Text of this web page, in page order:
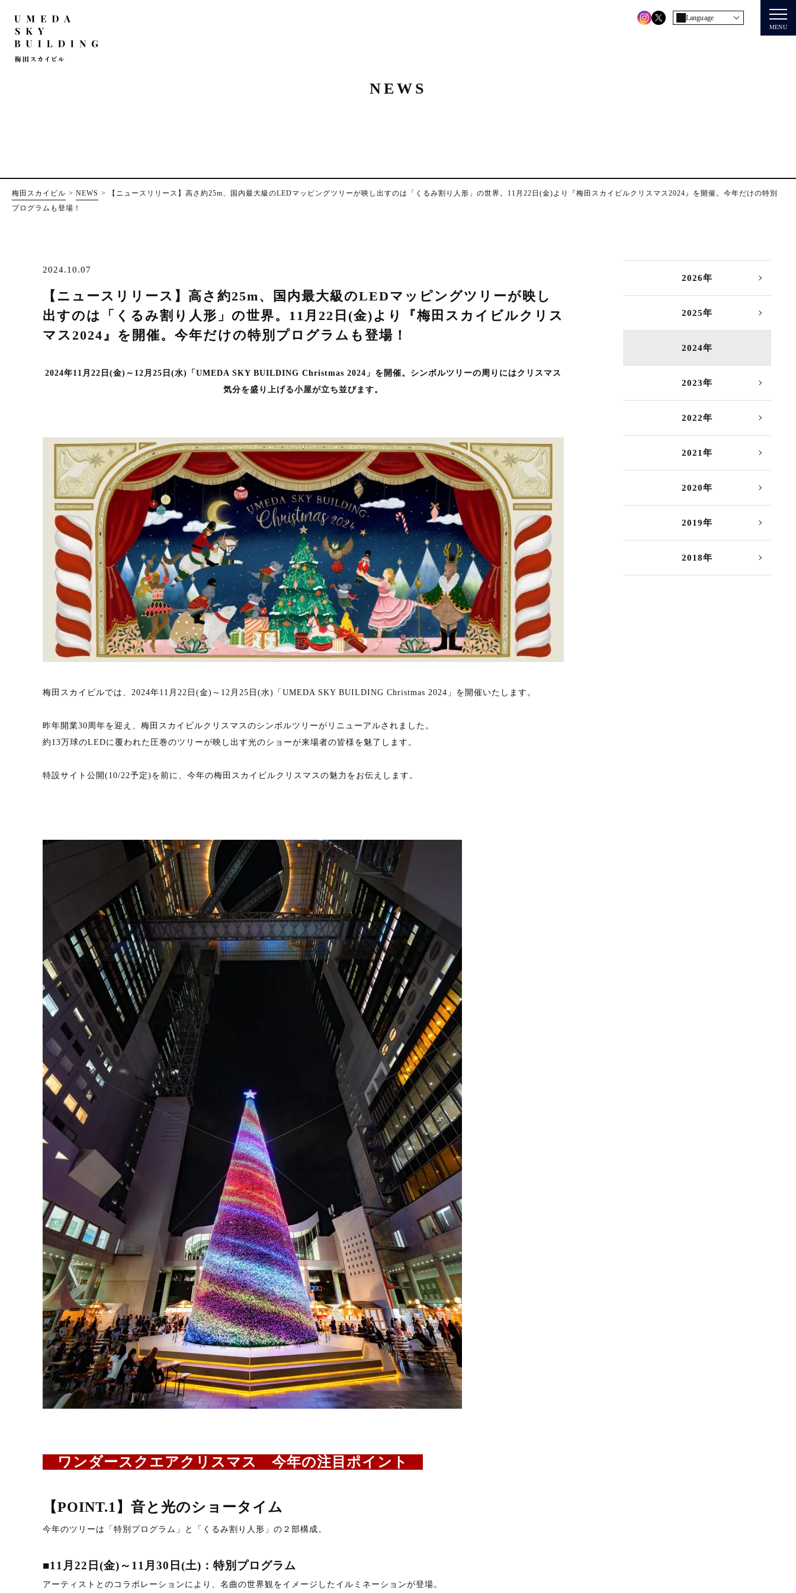
Language
MENU
NEWS
梅田スカイビル NEWS
【ニュースリリース】高さ約25m、国内最大級のLEDマッピングツリーが映し出すのは「くるみ割り人形」の世界。11月22日(金)より『梅田スカイビルクリスマス2024』を開催。今年だけの特別
プログラムも登場！
2024.10.07
【ニュースリリース】高さ約25m、国内最大級のLEDマッピングツリーが映し
出すのは「くるみ割り人形」の世界。11月22日(金)より『梅田スカイビルクリス
マス2024』を開催。今年だけの特別プログラムも登場！
2024年11月22日(金)～12月25日(水)「UMEDA SKY BUILDING Christmas 2024」を開催。シンボルツリーの周りにはクリスマス
気分を盛り上げる小屋が立ち並びます。
梅田スカイビルでは、2024年11月22日(金)～12月25日(水)「UMEDA SKY BUILDING Christmas 2024」を開催いたします。
昨年開業30周年を迎え、梅田スカイビルクリスマスのシンボルツリーがリニューアルされました。
約13万球のLEDに覆われた圧巻のツリーが映し出す光のショーが来場者の皆様を魅了します。
特設サイト公開(10/22予定)を前に、今年の梅田スカイビルクリスマスの魅力をお伝えします。
ワンダースクエアクリスマス 今年の注目ポイント
【POINT.1】音と光のショータイム
今年のツリーは「特別プログラム」と「くるみ割り人形」の２部構成。
■11月22日(金)～11月30日(土)：特別プログラム
アーティストとのコラボレーションにより、名曲の世界観をイメージしたイルミネーションが登場。
2026年
2025年
2024年
2023年
2022年
2021年
2020年
2019年
2018年